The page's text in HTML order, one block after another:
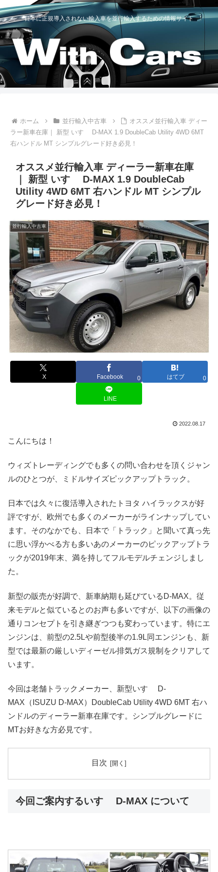
日本に正規導入されない輸入車を並行輸入するための情報サイト
ホーム 並行輸入中古車
オススメ並行輸入車 ディー
ラー新車在庫｜ 新型 いすゞ D-MAX 1.9 DoubleCab Utility 4WD 6MT
右ハンドル MT シンプルグレード好き必見！
オススメ並行輸入車 ディーラー新車在庫
｜ 新型 いすゞ D-MAX 1.9 DoubleCab
Utility 4WD 6MT 右ハンドル MT シンプル
グレード好き必見！
並行輸入中古車
X Facebook 0 はてブ 0
LINE
2022.08.17
こんにちは！
ウィズトレーディングでも多くの問い合わせを頂くジャン
ルのひとつが、ミドルサイズピックアップトラック。
日本では久々に復活導入されたトヨタ ハイラックスが好
評ですが、欧州でも多くのメーカーがラインナップしてい
ます。そのなかでも、日本で「トラック」と聞いて真っ先
に思い浮かべる方も多いあのメーカーのピックアップトラ
ックが2019年末、満を持してフルモデルチェンジしまし
た。
新型の販売が好調で、新車納期も延びているD-MAX。従
来モデルと似ているとのお声も多いですが、以下の画像の
通りコンセプトを引き継ぎつつも変わっています。特にエ
ンジンは、前型の2.5Lや前型後半の1.9L同エンジンも、新
型では最新の厳しいディーゼル排気ガス規制をクリアして
います。
今回は老舗トラックメーカー、新型いすゞ D-
MAX（ISUZU D-MAX）DoubleCab Utility 4WD 6MT 右ハ
ンドルのディーラー新車在庫です。シンプルグレードに
MTお好きな方必見です。
目次
今回ご案内するいすゞ D-MAX について